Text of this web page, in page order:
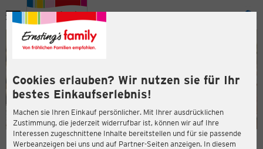
Cookies erlauben? Wir nutzen sie für Ihr
bestes Einkaufserlebnis!
Machen sie Ihren Einkauf persönlicher. Mit Ihrer ausdrücklichen
Zustimmung, die jederzeit widerrufbar ist, können wir auf Ihre
Interessen zugeschnittene Inhalte bereitstellen und für sie passende
Werbeanzeigen bei uns und auf Partner-Seiten anzeigen. In diesem
Menü